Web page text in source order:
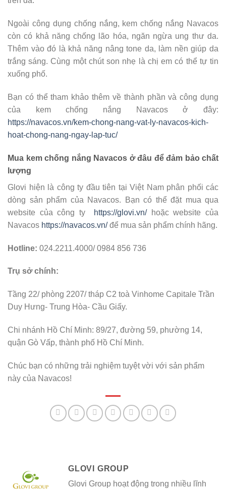
Ngoài công dụng chống nắng, kem chống nắng Navacos
còn có khả năng chống lão hóa, ngăn ngừa ung thư da.
Thêm vào đó là khả năng nâng tone da, làm nền giúp da
trắng sáng. Cùng một chút son nhẹ là chị em có thể tự tin
xuống phố.
Bạn có thể tham khảo thêm về thành phần và công dụng
của kem chống nắng Navacos ở đây:
https://navacos.vn/kem-chong-nang-vat-ly-navacos-kich-
hoat-chong-nang-ngay-lap-tuc/
Mua kem chống nắng Navacos ở đâu để đảm bảo chất
lượng
Glovi hiện là công ty đầu tiên tại Việt Nam phân phối các
dòng sản phẩm của Navacos. Bạn có thể đặt mua qua
website của công ty
https://glovi.vn/hoặc website của
Navacos https://navacos.vn/để mua sản phẩm chính hãng.
Hotline: 024.2211.4000/ 0984 856 736
Trụ sở chính:
Tầng 22/ phòng 2207/ tháp C2 toà Vinhome Capitale Trần
Duy Hưng- Trung Hòa- Cầu Giấy.
Chi nhánh Hồ Chí Minh: 89/27, đường 59, phường 14,
quận Gò Vấp, thành phố Hồ Chí Minh.
Chúc bạn có những trải nghiệm tuyệt vời với sản phẩm
này của Navacos!
GLOVI GROUP
Glovi Group hoạt động trong nhiều lĩnh